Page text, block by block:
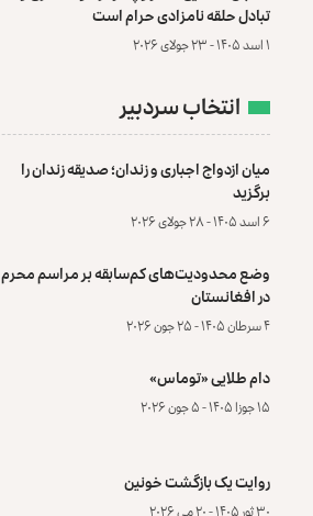
تبادل حلقه نامزادی حرام است
۱ اسد ۱۴۰۵ - ۲۳ جولای ۲۰۲۶
انتخاب سردبیر
میان ازدواج اجباری و زندان؛ صدیقه زندان را
برگزید
۶ اسد ۱۴۰۵ - ۲۸ جولای ۲۰۲۶
وضع محدودیت‌های کم‌سابقه بر مراسم محرم
در افغانستان
۴ سرطان ۱۴۰۵ - ۲۵ جون ۲۰۲۶
دام طلایی «توماس»
۱۵ جوزا ۱۴۰۵ - ۵ جون ۲۰۲۶
روایت یک بازگشت خونین
۳۰ ثور ۱۴۰۵ - ۲۰ می ۲۰۲۶